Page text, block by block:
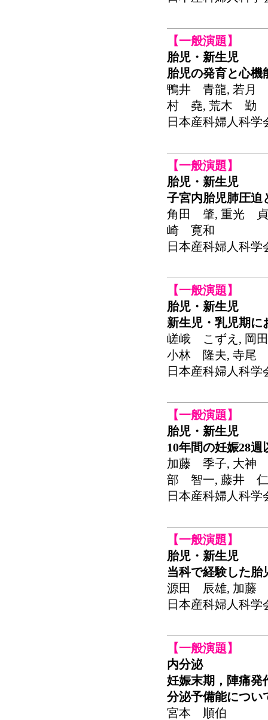
【一般演題】
胎児・新生児
胎児の発育と心機
鴨井 青龍, 若月
村 堯, 荒木 勤
日本産科婦人科学
【一般演題】
胎児・新生児
子宮内胎児肺圧迫
角田 肇, 重光
崎 寛和
日本産科婦人科学
【一般演題】
胎児・新生児
新生児・乳児期に
嵯峨 こずえ, 岡
小林 隆夫, 寺尾
日本産科婦人科学
【一般演題】
胎児・新生児
10年間の妊娠28
加藤 季子, 大神
部 智一, 藤井
日本産科婦人科学
【一般演題】
胎児・新生児
当科で経験した胎
源田 辰雄, 加藤
日本産科婦人科学
【一般演題】
内分泌
妊娠末期，陣痛発
分泌予備能につい
宮本 順伯